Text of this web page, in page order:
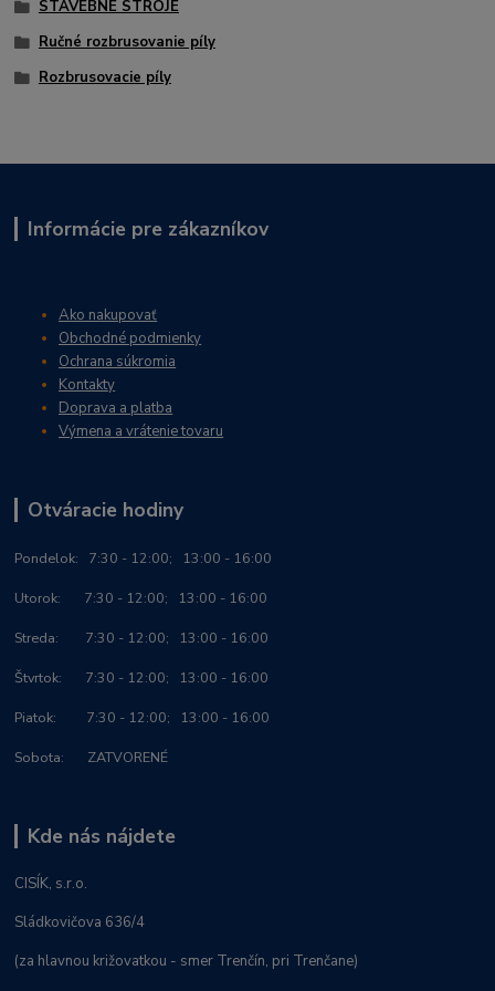
STAVEBNÉ STROJE
Ručné rozbrusovanie píly
Rozbrusovacie píly
Informácie pre zákazníkov
Ako nakupovať
Obchodné podmienky
Ochrana súkromia
Kontakty
Doprava a platba
Výmena a vrátenie tovaru
Otváracie hodiny
Pondelok: 7:30 - 12:00; 13:00 - 16:00
Utorok: 7:30 - 12:00; 13:00 - 16:00
Streda: 7:30 - 12:00; 13:00 - 16:00
Štvrtok: 7:30 - 12:00; 13:00 - 16:00
Piatok: 7:30 - 12:00; 13:00 - 16:00
Sobota: ZATVORENÉ
Kde nás nájdete
CISÍK, s.r.o.
Sládkovičova 636/4
(za hlavnou križovatkou - smer Trenčín, pri Trenčane)